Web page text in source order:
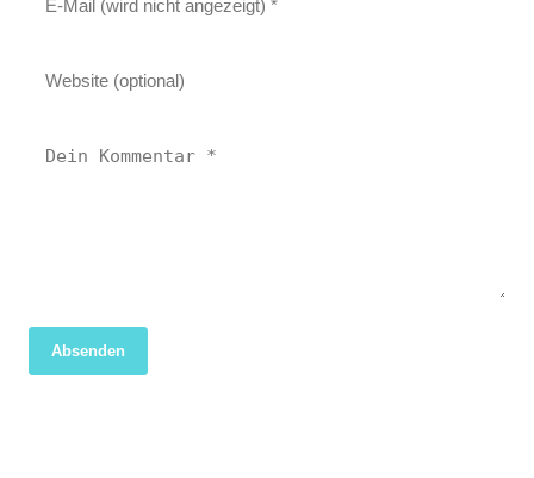
Absenden